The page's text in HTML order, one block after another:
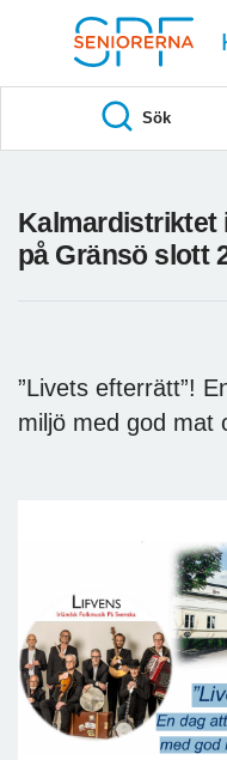
Sök
Kalmardistriktet
på Gränsö slott
”Livets efterrätt”!
miljö med god mat